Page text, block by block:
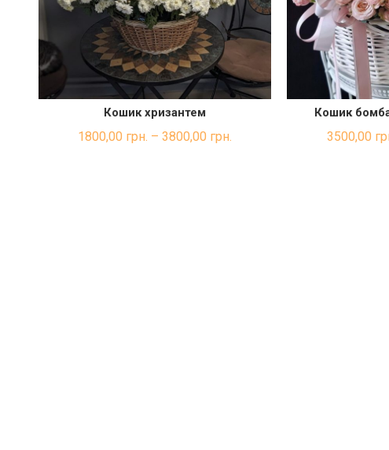
ШВИДКА ПОКУПКА
Кошик хризантем
1800,00 грн. – 3800,00 грн.
Кошик
3500,00